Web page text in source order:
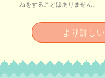
ねをすることはありません。
より詳し